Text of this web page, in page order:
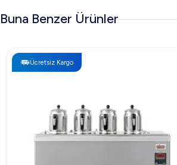
Buna Benzer Ürünler
Ücretsiz Kargo